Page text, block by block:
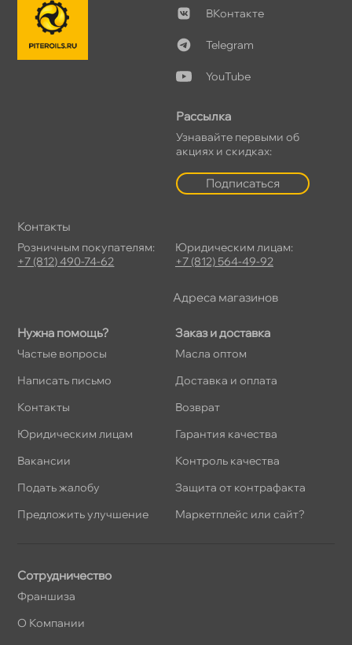
Нужна помощь?
Частые вопросы
Написать письмо
Контакты
Юридическим лицам
акансии
Подать жалобу
Предложить улучшение
Заказ и доставка
Масла оптом
Доставка и оплата
озврат
Гарантия качества
Контроль качества
Защита от контрафакта
Маркетплейс или сайт?
Контакте
Telegram
YouTube
Рассылка
Узнавайте первыми о
акциях и скидках:
Подписаться
Сотрудничество
Франшиза
О Компании
Контакты
Розничным покупателям:
+7 (812) 490-74-62
Юридическим лицам:
+7 (812) 564-49-92
Адреса магазино